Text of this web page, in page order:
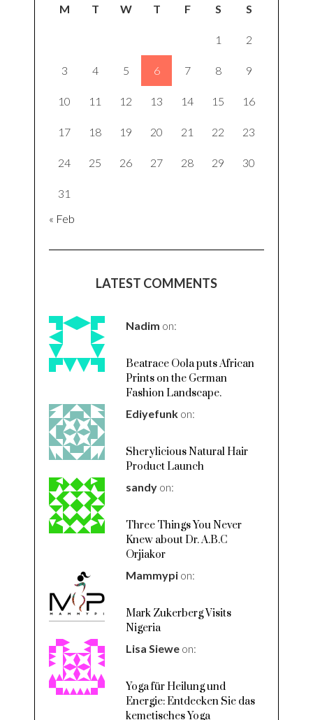
M T W T F S S
1 2
3 4 5 6 7 8 9
10 11 12 13 14 15 16
17 18 19 20 21 22 23
24 25 26 27 28 29 30
31
« Feb
LATEST COMMENTS
Nadim on:
Beatrace Oola puts African
Prints on the German
Fashion Landscape.
Ediyefunk on:
Sherylicious Natural Hair
Product Launch
sandy on:
Three Things You Never
Knew about Dr. A.B.C
Orjiakor
Mammypi on:
Mark Zukerberg Visits
Nigeria
Lisa Siewe on:
Yoga für Heilung und
Energie: Entdecken Sie das
kemetisches Yoga